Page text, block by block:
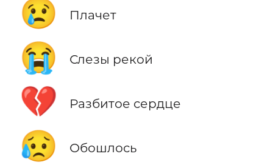
😢 Плачет
😭 Слезы рекой
💔 Разбитое сердце
😥 Обошлось